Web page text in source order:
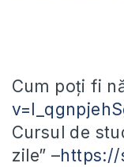
Cum poți fi
Cursul de
zile” –https://